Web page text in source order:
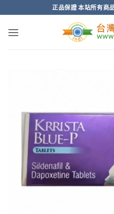
轉
正品保證 本站所有商